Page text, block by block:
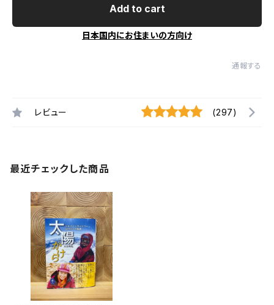
Add to cart
日本国内にお住まいの方向け
通報する
レビュー (297)
最近チェックした商品